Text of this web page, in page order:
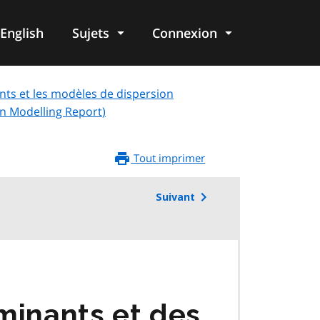
English Sujets Connexion
et les modèles de dispersion
Modelling Report)
Tout imprimer
Suivant